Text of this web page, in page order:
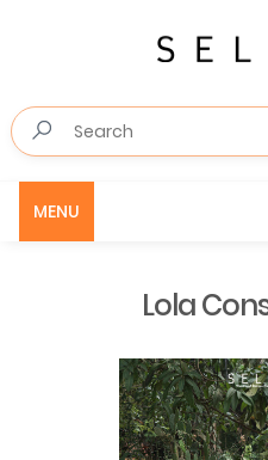
MENU
Lola